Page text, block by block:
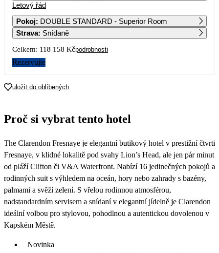
3 4
10
17 18
63 519
63 599 52 599 61 289 50 269
63 769
Letový řád
Pokoj: DOUBLE STANDARD - Superior Room
Strava: Snídaně
Celkem: 118 158 Kčpodrobnosti
Rezervujte
uložit do oblíbených
Proč si vybrat tento hotel
The Clarendon Fresnaye je elegantní butikový hotel v prestižní čtvrti
Fresnaye, v klidné lokalitě pod svahy Lion’s Head, ale jen pár minut
od pláží Clifton či V&A Waterfront. Nabízí 16 jedinečných pokojů a
rodinných suit s výhledem na oceán, hory nebo zahrady s bazény,
palmami a svěží zelení. S vřelou rodinnou atmosférou,
nadstandardním servisem a snídaní v elegantní jídelně je Clarendon
ideální volbou pro stylovou, pohodlnou a autentickou dovolenou v
Kapském Městě.
Novinka